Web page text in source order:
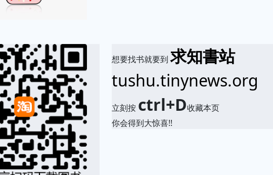
想要找书就要到求知書站
tushu.tinynews.org
立刻按 ctrl+D收藏本页
你会得到大惊喜!!